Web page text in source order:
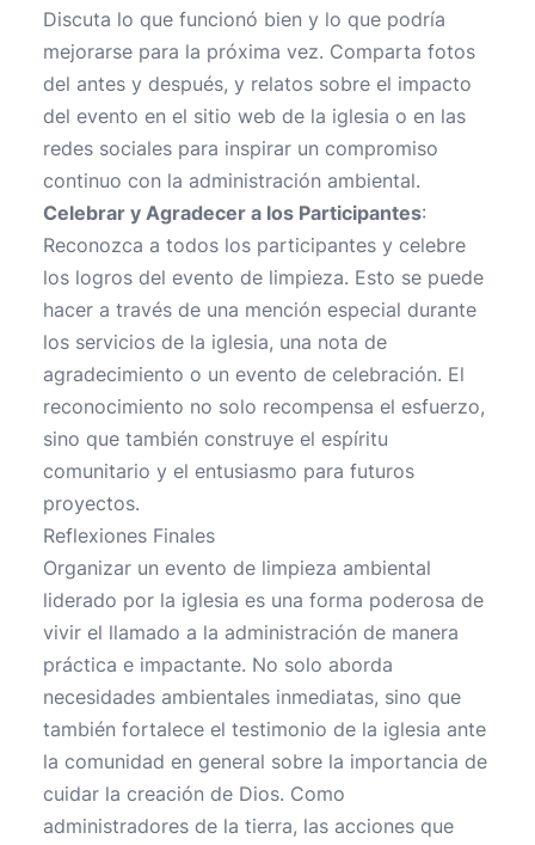
Discuta lo que funcionó bien y lo que podría
mejorarse para la próxima vez. Comparta fotos
del antes y después, y relatos sobre el impacto
del evento en el sitio web de la iglesia o en las
redes sociales para inspirar un compromiso
continuo con la administración ambiental.
Celebrar y Agradecer a los Participantes:
Reconozca a todos los participantes y celebre
los logros del evento de limpieza. Esto se puede
hacer a través de una mención especial durante
los servicios de la iglesia, una nota de
agradecimiento o un evento de celebración. El
reconocimiento no solo recompensa el esfuerzo,
sino que también construye el espíritu
comunitario y el entusiasmo para futuros
proyectos.
Reflexiones Finales
Organizar un evento de limpieza ambiental
liderado por la iglesia es una forma poderosa de
vivir el llamado a la administración de manera
práctica e impactante. No solo aborda
necesidades ambientales inmediatas, sino que
también fortalece el testimonio de la iglesia ante
la comunidad en general sobre la importancia de
cuidar la creación de Dios. Como
administradores de la tierra, las acciones que